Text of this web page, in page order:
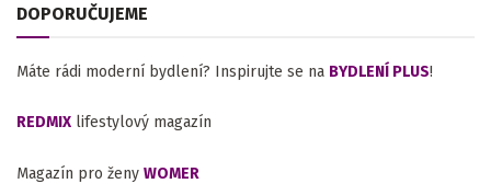
DOPORUČUJEME
Máte rádi moderní bydlení? Inspirujte se na BYDLENÍ PLUS!
REDMIX lifestylový magazín
Magazín pro ženy WOMER